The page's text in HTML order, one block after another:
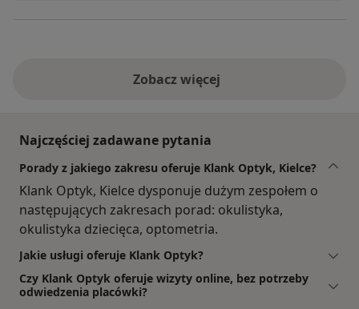
Zobacz więcej
Najczęściej zadawane pytania
Porady z jakiego zakresu oferuje Klank Optyk, Kielce?
Klank Optyk, Kielce dysponuje dużym zespołem o
następujących zakresach porad: okulistyka,
okulistyka dziecięca, optometria.
Jakie usługi oferuje Klank Optyk?
Czy Klank Optyk oferuje wizyty online, bez potrzeby
odwiedzenia placówki?